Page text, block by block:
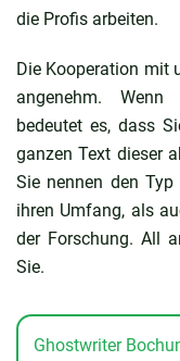
die Profis arbeiten.
Die Kooperation mit
angenehm.
bedeutet es, dass
ganzen Text dieser
Sie nennen den
ihren Umfang, als
der Forschung. All
Sie.
Ghostwriter